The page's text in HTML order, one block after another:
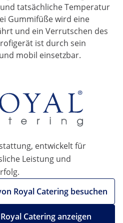
tatsächliche Temperatur
Gummifüße wird eine
und ein Verrutschen des
ist durch sein
mobil einsetzbar.
entwickelt für
Leistung und
Royal Catering besuchen
Catering anzeigen